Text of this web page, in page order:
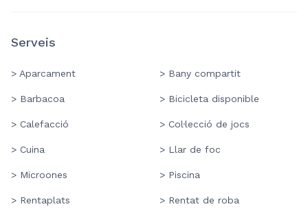
Serveis
> Aparcament > Bany compartit
> Barbacoa > Bicicleta disponible
> Calefacció > Col·lecció de jocs
> Cuina > Llar de foc
> Microones > Piscina
> Rentaplats > Rentat de roba